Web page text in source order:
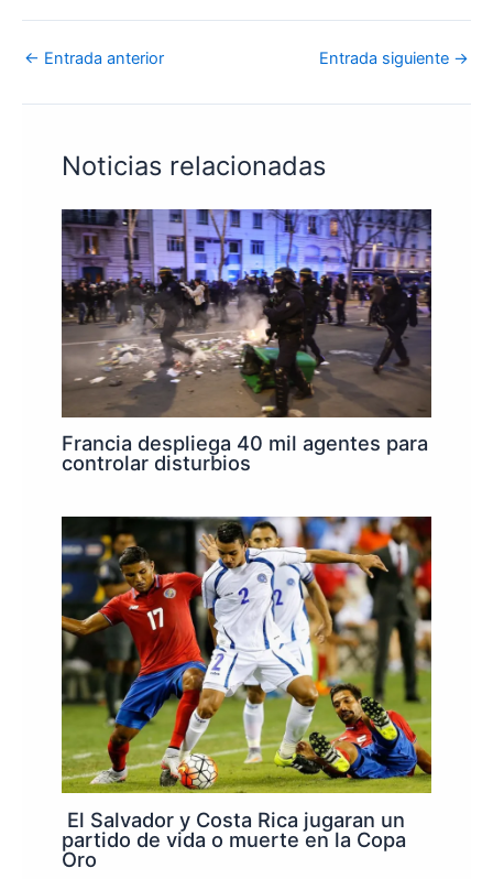
← Entrada anterior Entrada siguiente →
Noticias relacionadas
Francia despliega 40 mil agentes para
controlar disturbios
El Salvador y Costa Rica jugaran un
partido de vida o muerte en la Copa
Oro